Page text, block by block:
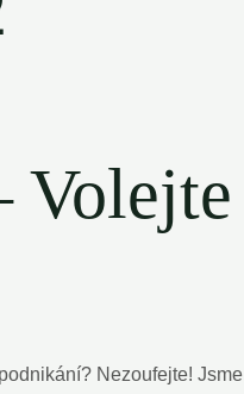
Volejte
Nezoufejte! Jsme